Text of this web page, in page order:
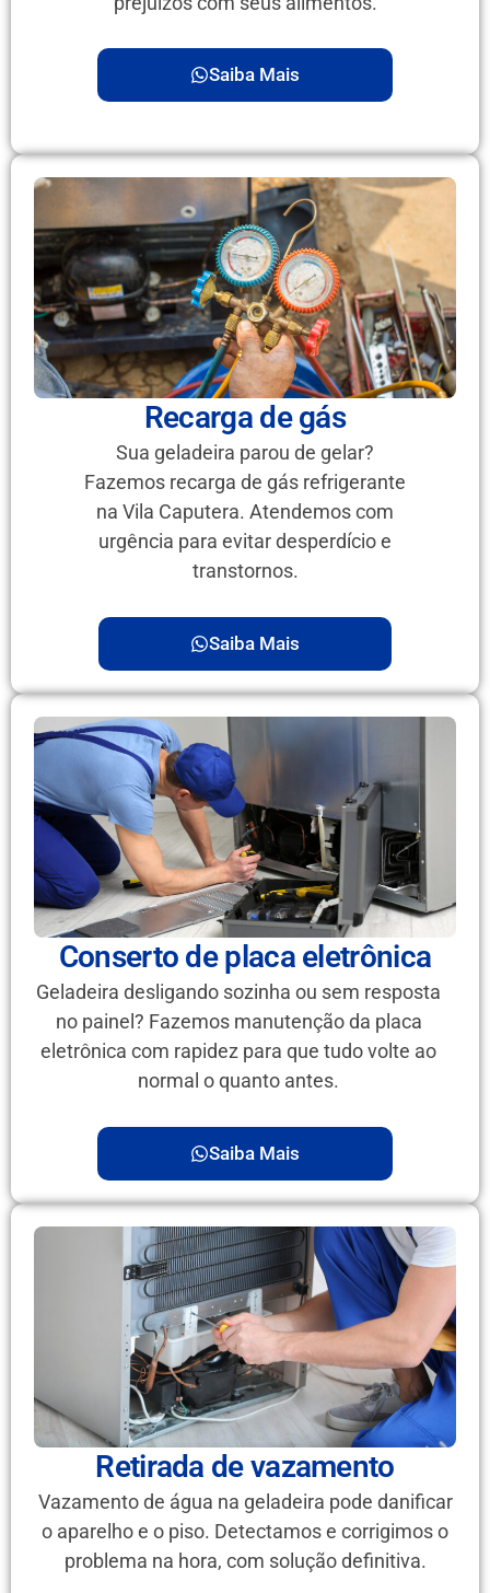
Saiba Mais
Recarga de gás
Sua geladeira parou de gelar?
Fazemos recarga de gás refrigerante
na Vila Caputera. Atendemos com
urgência para evitar desperdício e
transtornos.
Saiba Mais
Conserto de placa eletrônica
Geladeira desligando sozinha ou sem resposta
no painel? Fazemos manutenção da placa
eletrônica com rapidez para que tudo volte ao
normal o quanto antes.
Saiba Mais
Retirada de vazamento
Vazamento de água na geladeira pode danificar
o aparelho e o piso. Detectamos e corrigimos o
problema na hora, com solução definitiva.